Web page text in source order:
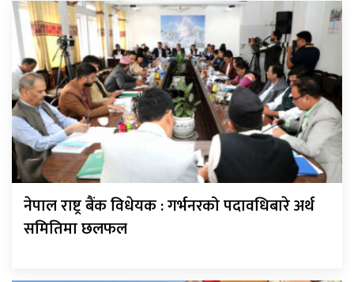
नेपाल राष्ट्र बैंक विधेयक : गर्भनरको पदावधिबारे अर्थ
समितिमा छलफल